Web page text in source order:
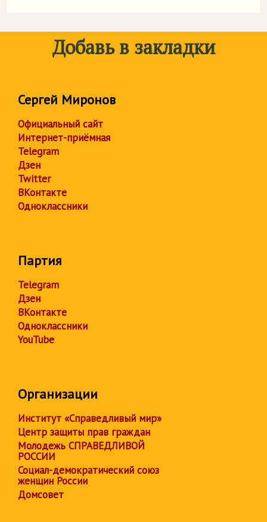
Добавь в закладки
Сергей Миронов
Официальный сайт
Интернет-приёмная
Telegram
Дзен
Twitter
ВКонтакте
Одноклассники
Партия
Telegram
Дзен
ВКонтакте
Одноклассники
YouTube
Организации
Институт «Справедливый мир»
Центр защиты прав граждан
Молодежь СПРАВЕДЛИВОЙ
РОССИИ
Социал-демократический союз
женщин России
Домсовет